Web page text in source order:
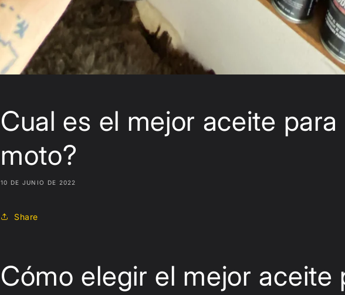
Cual es el mejor aceite para
moto?
10 DE JUNIO DE 2022
Share
Cómo elegir el mejor aceite